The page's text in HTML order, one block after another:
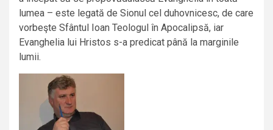
lumea – este legată de Sionul cel duhovnicesc, de care
vorbeşte Sfântul Ioan Teologul în Apocalipsă, iar
Evanghelia lui Hristos s-a predicat până la marginile
lumii.